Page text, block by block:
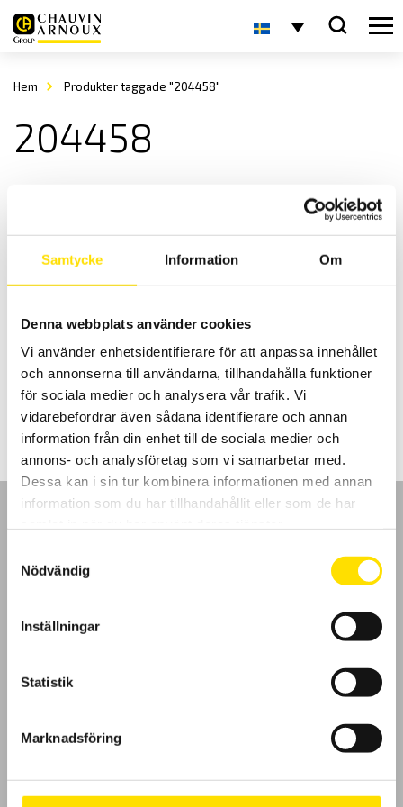
Samtycke Information Om
Denna webbplats använder cookies
Vi använder enhetsidentifierare för att anpassa innehållet
och annonserna till användarna, tillhandahålla funktioner
för sociala medier och analysera vår trafik. Vi
vidarebefordrar även sådana identifierare och annan
information från din enhet till de sociala medier och
annons- och analysföretag som vi samarbetar med.
Dessa kan i sin tur kombinera informationen med annan
information som du har tillhandahållit eller som de har
Nödvändig
Inställningar
Statistik
Marknadsföring
Hem Produkter taggade "204458"
204458
Hållare för ETL testprober och -pistoler
Smidiga hållare för ETL testprober- och pistoler.
LÄS MER